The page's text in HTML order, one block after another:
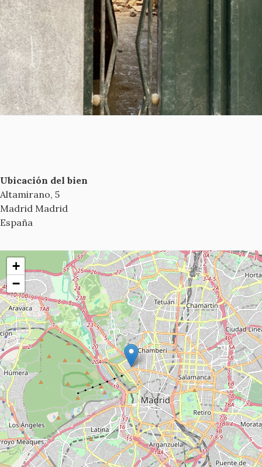
Ubicación del bien
Altamirano, 5
Madrid Madrid
España
+
−